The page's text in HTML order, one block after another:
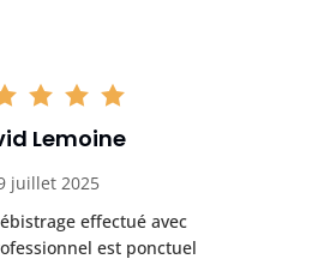
Lemoine
juillet 2025
effectué avec
est ponctuel